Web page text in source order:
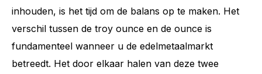
inhouden, is het tijd om de balans op te maken. Het
verschil tussen de troy ounce en de ounce is
fundamenteel wanneer u de edelmetaalmarkt
betreedt. Het door elkaar halen van deze twee